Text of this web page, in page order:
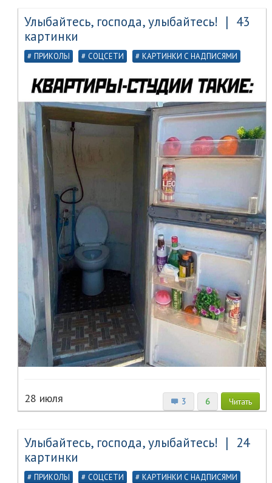
Улыбайтесь, господа, улыбайтесь! ❘ 43
картинки
ПРИКОЛЫ СОЦСЕТИ КАРТИНКИ С НАДПИСЯМИ
3 6 Читать
28 июля
Улыбайтесь, господа, улыбайтесь! ❘ 24
картинки
ПРИКОЛЫ СОЦСЕТИ КАРТИНКИ С НАДПИСЯМИ